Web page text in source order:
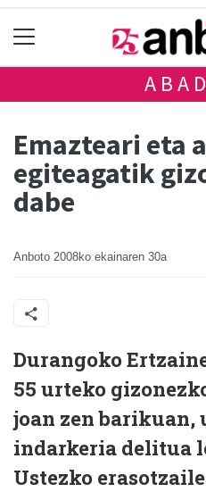
Emazteari eta
egiteagatik
dabe
Anboto 2008ko ekainaren 30a
Durangoko
55 urteko
joan zen barikuan,
indarkeria delitua
Ustezko